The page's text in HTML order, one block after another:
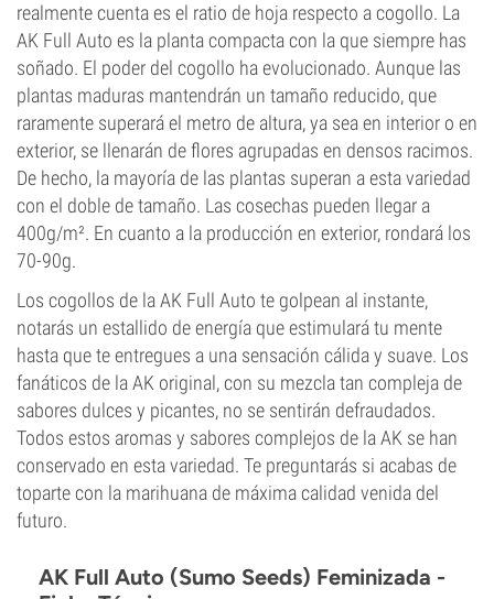
realmente cuenta es el ratio de hoja respecto a cogollo. La
AK Full Auto es la planta compacta con la que siempre has
soñado. El poder del cogollo ha evolucionado. Aunque las
plantas maduras mantendrán un tamaño reducido, que
raramente superará el metro de altura, ya sea en interior o en
exterior, se llenarán de flores agrupadas en densos racimos.
De hecho, la mayoría de las plantas superan a esta variedad
con el doble de tamaño. Las cosechas pueden llegar a
400g/m². En cuanto a la producción en exterior, rondará los
70-90g.
Los cogollos de la AK Full Auto te golpean al instante,
notarás un estallido de energía que estimulará tu mente
hasta que te entregues a una sensación cálida y suave. Los
fanáticos de la AK original, con su mezcla tan compleja de
sabores dulces y picantes, no se sentirán defraudados.
Todos estos aromas y sabores complejos de la AK se han
conservado en esta variedad. Te preguntarás si acabas de
toparte con la marihuana de máxima calidad venida del
futuro.
AK Full Auto (Sumo Seeds) Feminizada -